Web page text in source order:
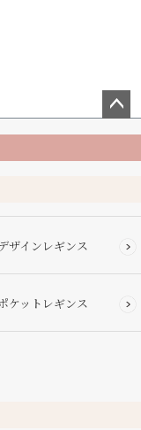
ップ
デザインレギンス
ケットレギンス